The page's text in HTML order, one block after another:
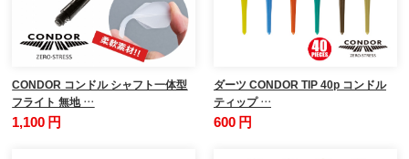
CONDOR コンドル シャフト一体型
フライト 無地 …
1,100 円
ダーツ CONDOR TIP 40p コンドル
ティップ …
600 円